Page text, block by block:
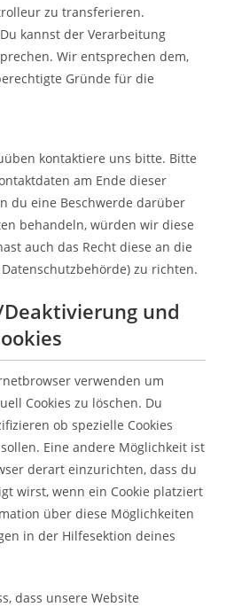
zu transferieren.
kannst der Verarbeitung
Wir entsprechen dem,
Gründe für die
kontaktiere uns bitte. Bitte
am Ende dieser
du eine Beschwerde darüber
behandeln, würden wir diese
auch das Recht diese an die
zu richten.
und
verwenden um
Cookies zu löschen. Du
ob spezielle Cookies
Eine andere Möglichkeit ist
derart einzurichten, dass du
wirst, wenn ein Cookie platziert
über diese Möglichkeiten
in der Hilfesektion deines
dass unsere Website